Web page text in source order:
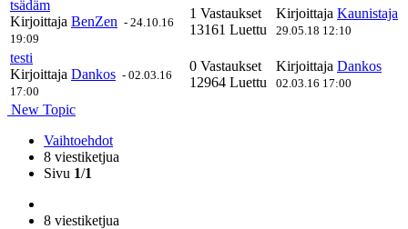
tsädäm
Kirjoittaja BenZen - 24.10.16
19:09
1 Vastaukset
13161 Luettu
Kirjoittaja Kaunistaja
29.05.18 12:10
testi
Kirjoittaja Dankos - 02.03.16
17:00
0 Vastaukset
12964 Luettu
Kirjoittaja Dankos
02.03.16 17:00
New Topic
Vaihtoehdot
8 viestiketjua
Sivu 1/1
8 viestiketjua